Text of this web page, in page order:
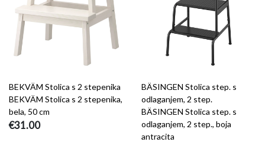
BEKVÄM Stolica s 2 stepenika
BEKVÄM Stolica s 2 stepenika,
bela, 50 cm
€31.00
BÄSINGEN Stolica step. s
odlaganjem, 2 step.
BÄSINGEN Stolica step. s
odlaganjem, 2 step., boja
antracita